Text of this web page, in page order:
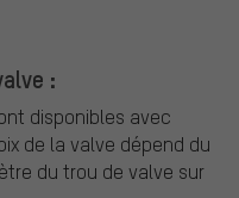
:
disponibles avec
de la valve dépend du
du trou de valve sur